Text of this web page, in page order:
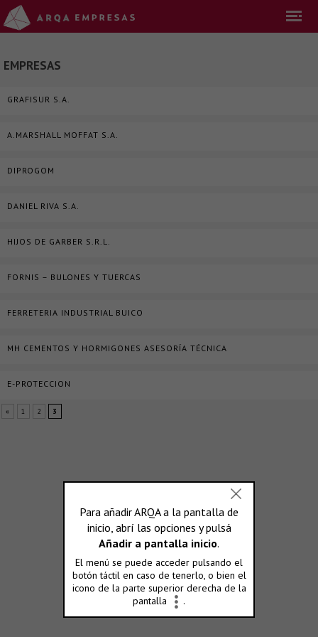
EMPRESAS
GRAFISUR S.A.
A.MARSHALL MOFFAT S.A.
DIPROGOM
DANIEL RIVA S.A.
HIJOS DE GARBER S.R.L.
FORNIS – BULONES Y TUERCAS
FERRETERIA INDUSTRIAL BUICO
MH CEMENTOS Y HORMIGONES ASESORÍA TÉCNICA
E-PROTECCION
« 1 2 3